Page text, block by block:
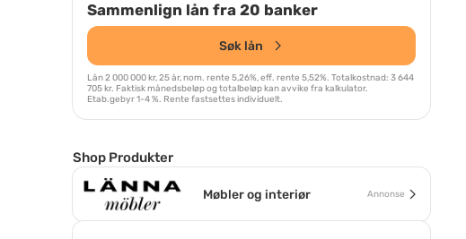
Sammenlign lån fra 20 banker
Søk lån
Lån 2 000 000 kr, 25 år, nom. rente 5,26%, eff. rente 5,52%. Totalkostnad: 3 644
705 kr. Faktisk månedsbeløp og totalbeløp kan avvike fra kalkulator.
Etab.gebyr 1-4 %. Rente fastsettes individuelt.
Shop Produkter
Møbler og interiør Annonse